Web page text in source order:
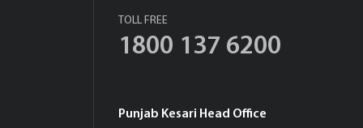
TOLL FREE
1800 137 6200
Punjab Kesari Head Office